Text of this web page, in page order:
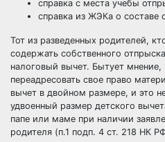
справка с места учебы
справка из ЖЭКа о составе
Тот из разведенных родителей,
содержать собственного
налоговый вычет. Бытует
переадресовать свое право
вычет в двойном размере, и это
удвоенный размер детского
папе или маме при наличии
родителя (п.1 подп. 4 ст. 218 НК